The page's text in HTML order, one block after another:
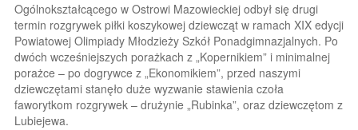
Ogólnokształcącego w Ostrowi Mazowieckiej odbył się drugi
termin rozgrywek piłki koszykowej dziewcząt w ramach XIX edycji
Powiatowej Olimpiady Młodzieży Szkół Ponadgimnazjalnych. Po
dwóch wcześniejszych porażkach z „Kopernikiem” i minimalnej
porażce – po dogrywce z „Ekonomikiem”, przed naszymi
dziewczętami stanęło duże wyzwanie stawienia czoła
faworytkom rozgrywek – drużynie „Rubinka”, oraz dziewczętom z
Lubiejewa.